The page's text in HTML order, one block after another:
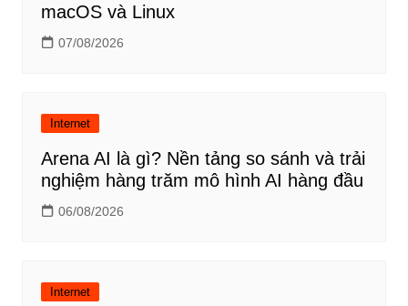
macOS và Linux
07/08/2026
Internet
Arena AI là gì? Nền tảng so sánh và trải
nghiệm hàng trăm mô hình AI hàng đầu
06/08/2026
Internet